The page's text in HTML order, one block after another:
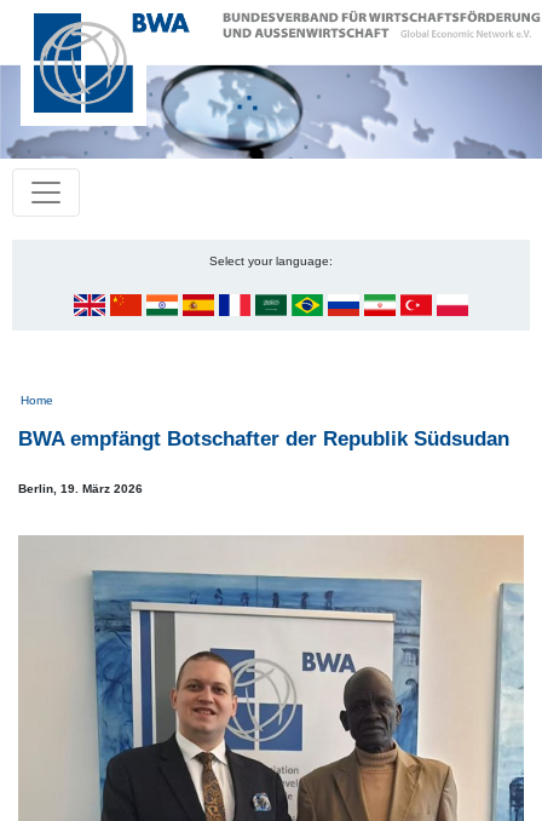
Select your language:
Pfadnavigation
Home
BWA empfängt Botschafter der Republik Südsudan
Berlin, 19. März 2026